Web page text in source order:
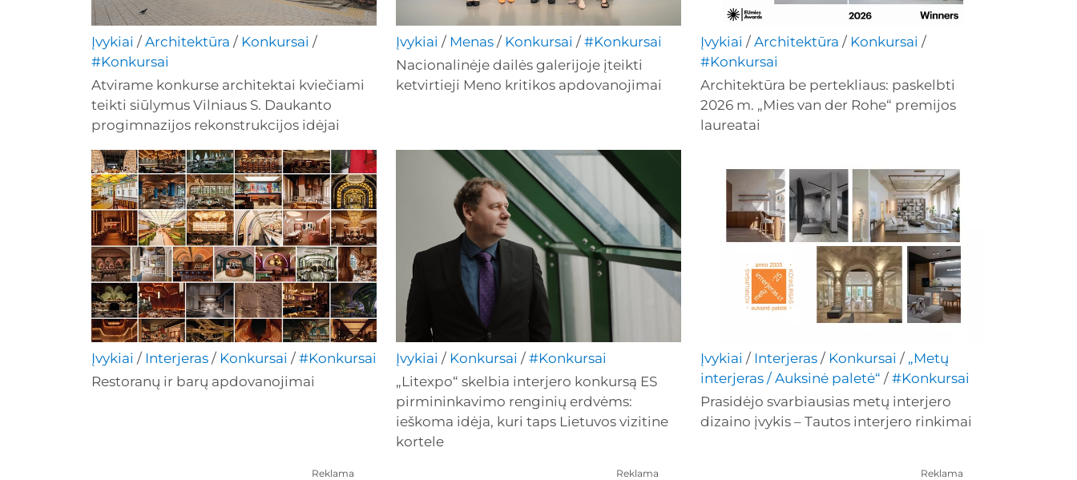
Įvykiai / Architektūra / Konkursai /
#Konkursai
Atvirame konkurse architektai kviečiami
teikti siūlymus Vilniaus S. Daukanto
progimnazijos rekonstrukcijos idėjai
Įvykiai / Menas / Konkursai / #Konkursai
Nacionalinėje dailės galerijoje įteikti
ketvirtieji Meno kritikos apdovanojimai
Įvykiai / Architektūra / Konkursai /
#Konkursai
Architektūra be pertekliaus: paskelbti
2026 m. „Mies van der Rohe“ premijos
laureatai
Įvykiai / Interjeras / Konkursai / #Konkursai
Restoranų ir barų apdovanojimai
Įvykiai / Konkursai / #Konkursai
„Litexpo“ skelbia interjero konkursą ES
pirmininkavimo renginių erdvėms:
ieškoma idėja, kuri taps Lietuvos vizitine
kortele
Įvykiai / Interjeras / Konkursai / „Metų
interjeras / Auksinė paletė“ / #Konkursai
Prasidėjo svarbiausias metų interjero
dizaino įvykis – Tautos interjero rinkimai
Reklama Reklama Reklama